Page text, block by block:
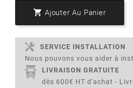
 Ajouter Au Panier
SERVICE INSTALLATION
Nous pouvons vous aider à
LIVRAISON GRATUITE
dès 600€ HT d'achat -